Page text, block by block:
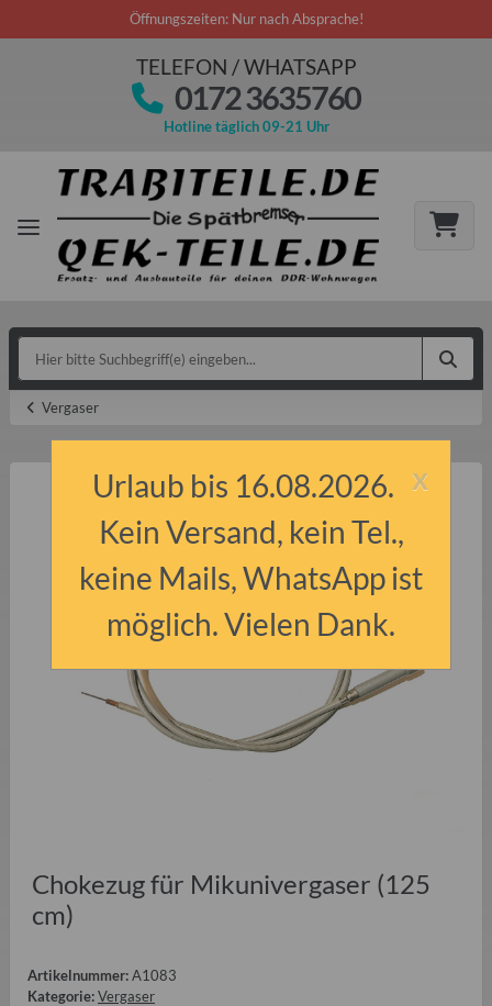
Öffnungszeiten: Nur nach Absprache!
TELEFON / WHATSAPP
0172 3635760
Hotline täglich 09-21 Uhr
Vergaser
Chokezug für Mikunivergaser (125
cm)
Artikelnummer:A1083
Kategorie:Vergaser
x
Urlaub bis 16.08.2026.
Kein Versand, kein Tel.,
keine Mails, WhatsApp ist
möglich. Vielen Dank.